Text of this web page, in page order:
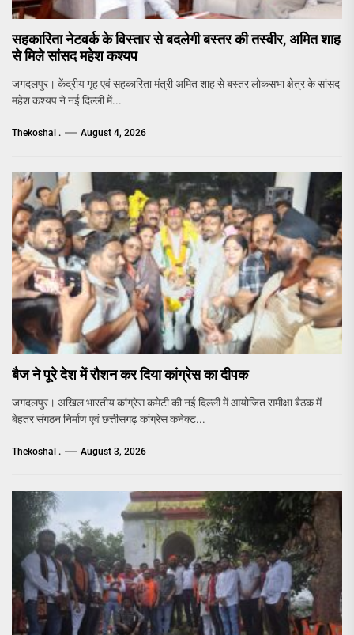
सहकारिता नेटवर्क के विस्तार से बदलेगी बस्तर की तस्वीर, अमित शाह
से मिले सांसद महेश कश्यप
जगदलपुर। केंद्रीय गृह एवं सहकारिता मंत्री अमित शाह से बस्तर लोकसभा क्षेत्र के सांसद
महेश कश्यप ने नई दिल्ली में...
Thekoshal . August 4, 2026
बैज ने पूरे देश में रौशन कर दिया कांग्रेस का दीपक
जगदलपुर। अखिल भारतीय कांग्रेस कमेटी की नई दिल्ली में आयोजित समीक्षा बैठक में
बेहतर संगठन निर्माण एवं छत्तीसगढ़ कांग्रेस कनेक्ट...
Thekoshal . August 3, 2026